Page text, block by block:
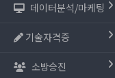
데이터분석/마케팅
기술자격증
소방승진